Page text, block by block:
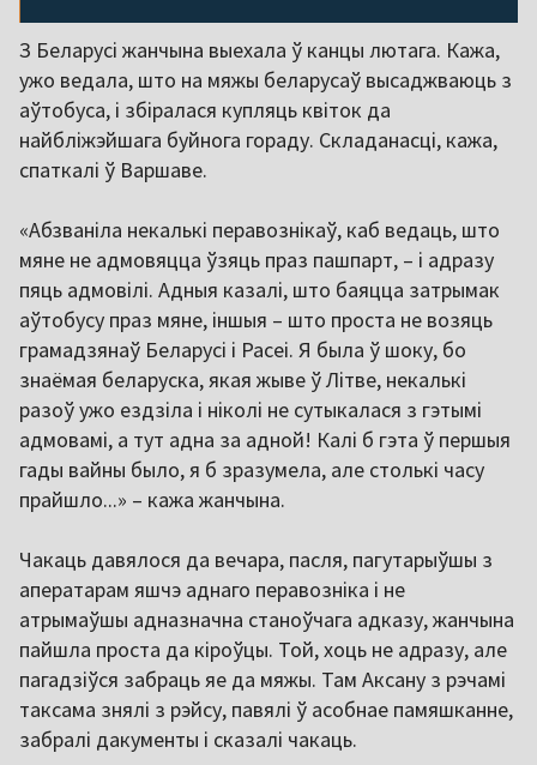
З Беларусі жанчына выехала ў канцы лютага. Кажа,
ужо ведала, што на мяжы беларусаў высаджваюць з
аўтобуса, і збіралася купляць квіток да
найбліжэйшага буйнога гораду. Складанасці, кажа,
спаткалі ў Варшаве.
«Абзваніла некалькі перавознікаў, каб ведаць, што
мяне не адмовяцца ўзяць праз пашпарт, – і адразу
пяць адмовілі. Адныя казалі, што баяцца затрымак
аўтобусу праз мяне, іншыя – што проста не возяць
грамадзянаў Беларусі і Расеі. Я была ў шоку, бо
знаёмая беларуска, якая жыве ў Літве, некалькі
разоў ужо ездзіла і ніколі не сутыкалася з гэтымі
адмовамі, а тут адна за адной! Калі б гэта ў першыя
гады вайны было, я б зразумела, але столькі часу
прайшло...» – кажа жанчына.
Чакаць давялося да вечара, пасля, пагутарыўшы з
аператарам яшчэ аднаго перавозніка і не
атрымаўшы адназначна станоўчага адказу, жанчына
пайшла проста да кіроўцы. Той, хоць не адразу, але
пагадзіўся забраць яе да мяжы. Там Аксану з рэчамі
таксама знялі з рэйсу, павялі ў асобнае памяшканне,
забралі дакументы і сказалі чакаць.